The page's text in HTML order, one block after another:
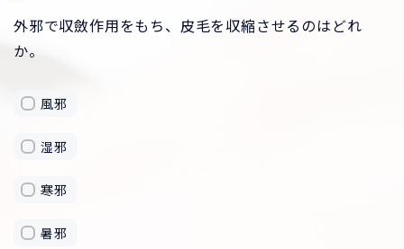
外邪で収斂作用をもち、皮毛を収縮させるのはどれ
か。
風邪
湿邪
寒邪
暑邪